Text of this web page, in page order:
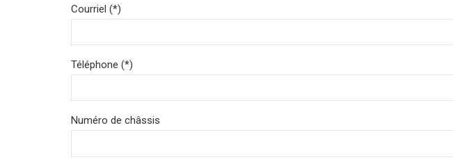
Courriel (*)
Téléphone (*)
Numéro de châssis